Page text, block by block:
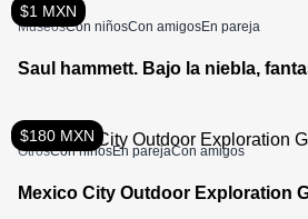
$1 MXN
MuseosCon niñosCon amigosEn pareja
Saul hammett. Bajo la niebla,
$180 MXN
OtrosCon niñosEn parejaCon amigos
Mexico City Outdoor Exploration